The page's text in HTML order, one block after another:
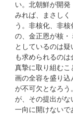
い。北朝鮮が開
みれば、まさしく
う。非核化、非
の、金正恩が核・
としているのは
も求められるの
真摯に取り組むこ
画の全容を盛り込
が不可欠となろう
が、その提出がな
一向に開けないで